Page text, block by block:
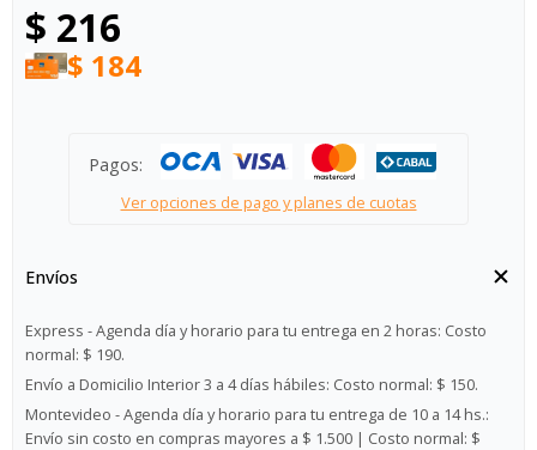
$ 216
$ 184
Pagos:
Ver opciones de pago y planes de cuotas
Envíos
Express - Agenda día y horario para tu entrega en 2 horas: Costo
normal: $ 190.
Envío a Domicilio Interior 3 a 4 días hábiles: Costo normal: $ 150.
Montevideo - Agenda día y horario para tu entrega de 10 a 14 hs.:
Envío sin costo en compras mayores a $ 1.500 | Costo normal: $